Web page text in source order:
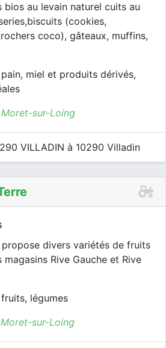
bios au levain naturel cuits au
(cookies,
coco), gâteaux, muffins,
pain, miel et produits dérivés,
sur-Loing
VILLADIN à 10290 Villadin
propose divers variétés de fruits
Rive Gauche et Rive
fruits, légumes
sur-Loing